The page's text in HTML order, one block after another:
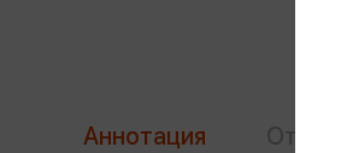
Аннотация